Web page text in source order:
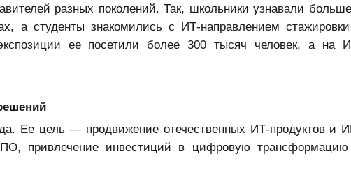
разных поколений. Так, школьники узнавали
а студенты знакомились с ИТ-направлением
ее посетили более 300 тысяч человек, а на
Ее цель — продвижение отечественных ИТ-продуктов и
привлечение инвестиций в цифровую